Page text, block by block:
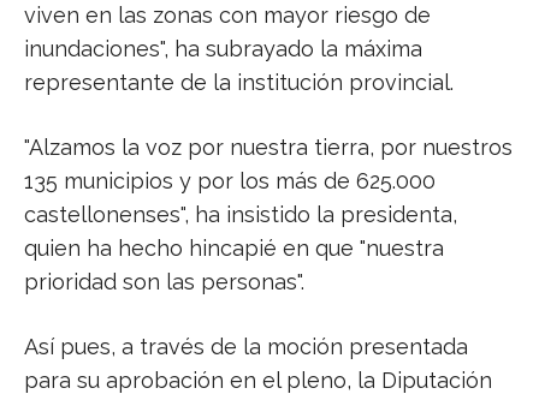
viven en las zonas con mayor riesgo de
inundaciones", ha subrayado la máxima
representante de la institución provincial.
"Alzamos la voz por nuestra tierra, por nuestros
135 municipios y por los más de 625.000
castellonenses", ha insistido la presidenta,
quien ha hecho hincapié en que "nuestra
prioridad son las personas".
Así pues, a través de la moción presentada
para su aprobación en el pleno, la Diputación